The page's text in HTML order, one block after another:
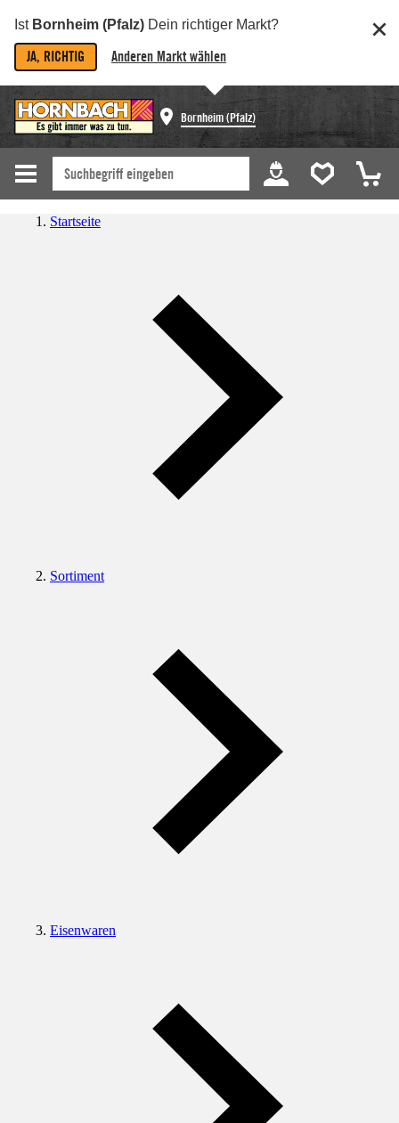
Ist Bornheim (Pfalz) Dein richtiger Markt?
JA, RICHTIG Anderen Markt wählen
Bornheim (Pfalz)
Startseite
Sortiment
Eisenwaren